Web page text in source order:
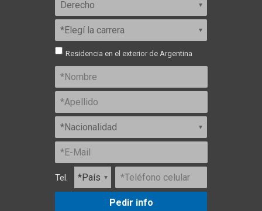
Residencia en el exterior de Argentina
Tel.
Pedir info